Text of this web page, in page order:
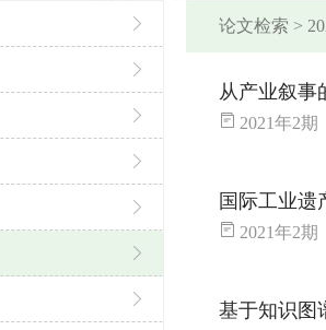
论文检索 >
从产业叙事
2021年2期 城市更新 ——工业
国际工业遗
2021年2期 城市更新 ——工业
基于知识图